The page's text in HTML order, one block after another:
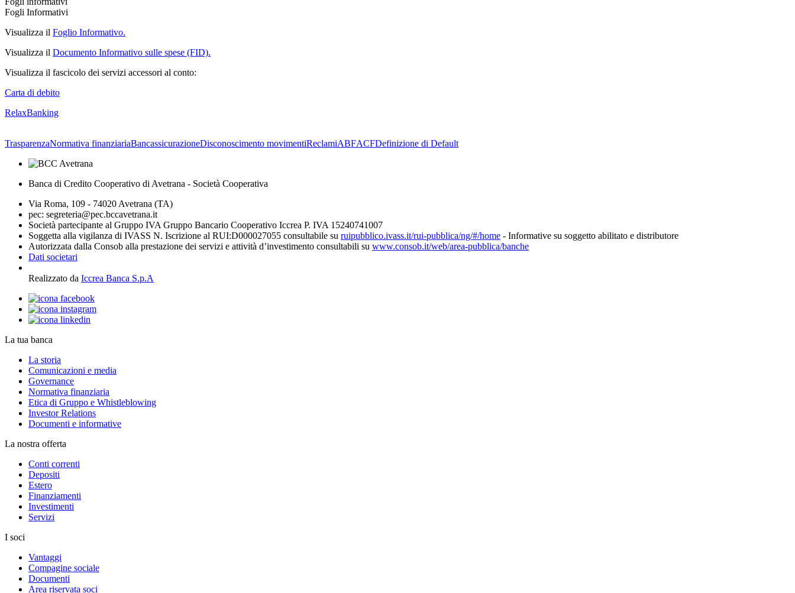
Fogli Informativi
Visualizza il Foglio Informativo.
Visualizza il Documento Informativo sulle spese (FID).
Visualizza il fascicolo dei servizi accessori al conto:
Carta di debito
RelaxBanking
TrasparenzaNormativa finanziariaBancassicurazioneDisconoscimento movimentiReclamiABFACFDefinizione di Default
Banca di Credito Cooperativo di Avetrana - Società Cooperativa
Via Roma, 109 - 74020 Avetrana (TA)
pec: segreteria@pec.bccavetrana.it
Società partecipante al Gruppo IVA Gruppo Bancario Cooperativo Iccrea P. IVA 15240741007
Soggetta alla vigilanza di IVASS N. Iscrizione al RUI:D000027055 consultabile su ruipubblico.ivass.it/rui-pubblica/ng/#/home - Informative su soggetto abilitato e distributore
Autorizzata dalla Consob alla prestazione dei servizi e attività d’investimento consultabili su www.consob.it/web/area-pubblica/banche
Dati societari
Realizzato da Iccrea Banca S.p.A
La tua banca
La storia
Comunicazioni e media
Governance
Normativa finanziaria
Etica di Gruppo e Whistleblowing
Investor Relations
Documenti e informative
La nostra offerta
Conti correnti
Depositi
Estero
Finanziamenti
Investimenti
Servizi
I soci
Vantaggi
Compagine sociale
Documenti
Area riservata soci